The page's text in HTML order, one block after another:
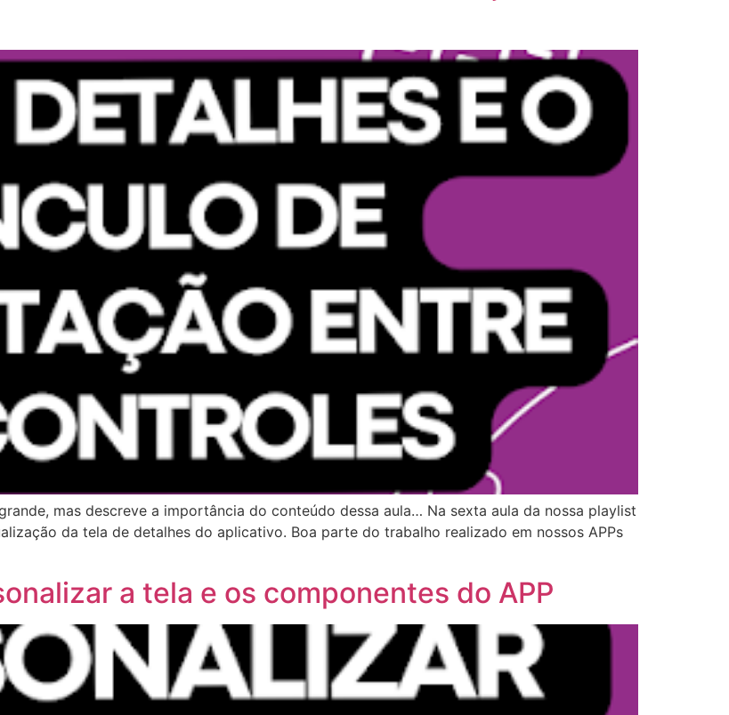
mas descreve a importância do conteúdo dessa aula… Na sexta aula da nossa playlist
da tela de detalhes do aplicativo. Boa parte do trabalho realizado em nossos APPs
a tela e os componentes do APP